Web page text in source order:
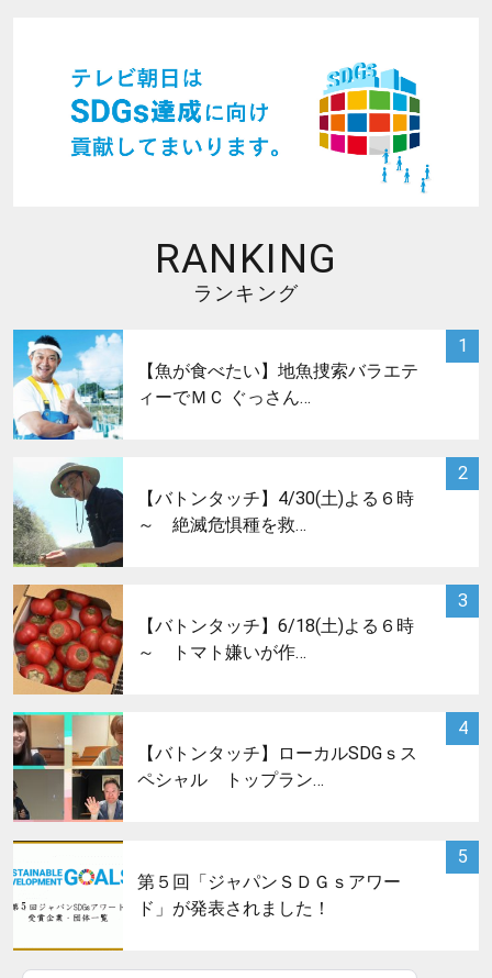
RANKING
ランキング
1
サムネイル
【魚が食べたい】地魚捜索バラエテ
ィーでＭＣ ぐっさん…
2
【バトンタッチ】4/30(土)よる６時
～ 絶滅危惧種を救…
3
【バトンタッチ】6/18(土)よる６時
～ トマト嫌いが作…
4
サムネイル
【バトンタッチ】ローカルSDGｓス
ペシャル トップラン…
5
サムネイル
第５回「ジャパンＳＤＧｓアワー
ド」が発表されました！